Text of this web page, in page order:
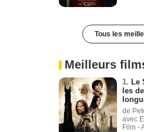
Tous les
Meilleurs
1. Le
les
de
avec
Film -